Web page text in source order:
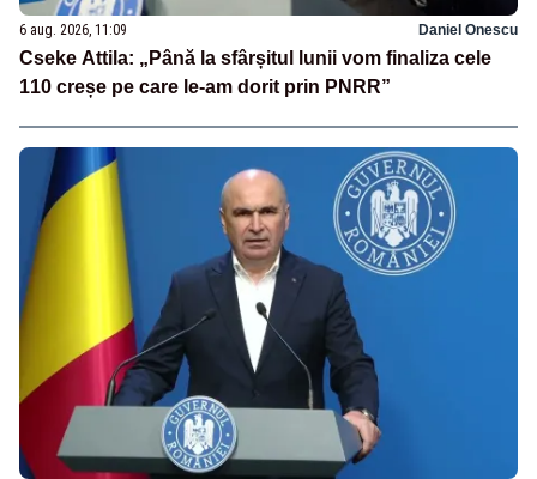
6 aug. 2026, 11:09 Daniel Onescu
Cseke Attila: „Până la sfârșitul lunii vom finaliza cele
110 creșe pe care le-am dorit prin PNRR”